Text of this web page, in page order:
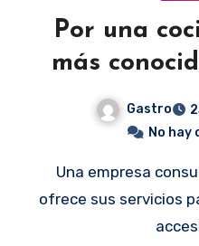
Por una
más
Gastro
No hay
Una empresa consultora en gastronomía
ofrece sus servicios